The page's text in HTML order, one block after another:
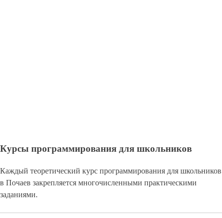
Курсы программирования для школьников
Каждый теоретический курс программирования для школьников
в Почаев закрепляется многочисленными практическими
заданиями.